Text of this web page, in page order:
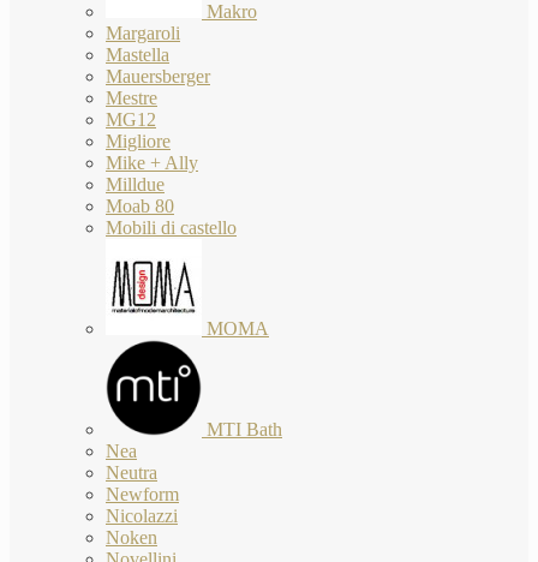
Makro
Margaroli
Mastella
Mauersberger
Mestre
MG12
Migliore
Mike + Ally
Milldue
Moab 80
Mobili di castello
MOMA
MTI Bath
Nea
Neutra
Newform
Nicolazzi
Noken